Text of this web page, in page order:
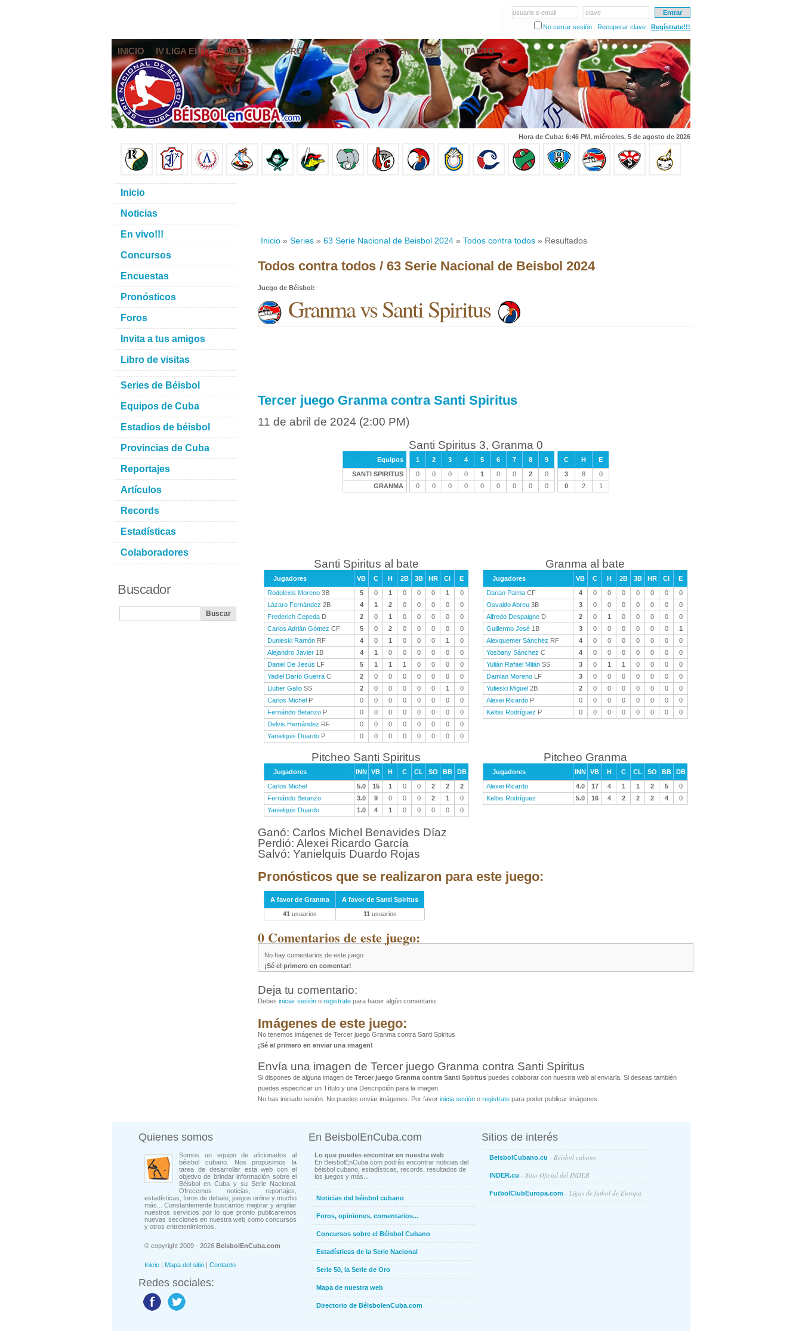
usuario o email
clave
No cerrar sesión
Recuperar clave Regístrate!!!
INICIO IV LIGA ELITE NOTICIAS FOROS PRONÓSTICOS EN VIVO CONTACTO
Hora de Cuba: 6:46 PM, miércoles, 5 de agosto de 2026
Inicio » Series » 63 Serie Nacional de Beisbol 2024 » Todos contra todos » Resultados
Todos contra todos / 63 Serie Nacional de Beisbol 2024
Juego de Béisbol:
Granma vs Santi Spiritus
Tercer juego Granma contra Santi Spiritus
11 de abril de 2024 (2:00 PM)
Santi Spiritus 3, Granma 0
Equipos 1 2 3 4 5 6 7 8 9 C H
E
SANTI SPIRITUS
0 0 0 0 1 0 0 2 0 3 8
0
GRANMA
0 0 0 0 0 0 0 0 0 0 2 1
Santi Spiritus al bate
Jugadores VB C H 2B 3B HR CI
E
Rodolexis Moreno 3B 5 0 1 0 0 0 1
0
Lázaro Fernández 2B 4 1 2 0 0 0 0
0
Frederich Cepeda D 2 0 1 0 0 0 0
0
Carlos Adrián Gómez CF 5 0 2 0 0 0 0
0
Dunieski Ramón RF 4 0 1 0 0 0 1
0
Alejandro Javier 1B 4 1 0 0 0 0 0
0
Daniel De Jesús LF 5 1 1 1 0 0 0
0
Yadiel Darío Guerra C 2 0 0 0 0 0 0
0
Liuber Gallo SS 2 0 0 0 0 0 1
0
Carlos Michel P 0 0 0 0 0 0 0
0
Fernándo Betanzo P 0 0 0 0 0 0 0
0
Delvis Hernández RF 0 0 0 0 0 0 0
0
Yanielquis Duardo P 0 0 0 0 0 0 0 0
Granma al bate
Jugadores VB C H 2B 3B HR CI
E
Darian Palma CF 4 0 0 0 0 0 0
0
Osvaldo Abreu 3B 3 0 0 0 0 0 0
0
Alfredo Despaigne D 2 0 1 0 0 0 0
0
Guillermo José 1B 3 0 0 0 0 0 0
1
Alexquemer Sánchez RF 4 0 0 0 0 0 0
0
Yosbany Sánchez C 4 0 0 0 0 0 0
0
Yulián Rafael Milán SS 3 0 1 1 0 0 0
0
Damian Moreno LF 3 0 0 0 0 0 0
0
Yulieski Miguel 2B 2 0 0 0 0 0 0
0
Alexei Ricardo P 0 0 0 0 0 0 0
0
Kelbis Rodríguez P 0 0 0 0 0 0 0 0
Pitcheo Santi Spiritus
Jugadores INN VB H C CL SO BB
DB
Carlos Michel
5.0 15 1 0 0 2 2
2
Fernándo Betanzo
3.0 9 0 0 0 2 1
0
Yanielquis Duardo
1.0 4 1 0 0 0 0 0
Pitcheo Granma
Jugadores INN VB H C CL SO BB
DB
Alexei Ricardo
4.0 17 4 1 1 2 5
0
Kelbis Rodríguez
5.0 16 4 2 2 2 4 0
Ganó: Carlos Michel Benavides Díaz
Perdió: Alexei Ricardo García
Salvó: Yanielquis Duardo Rojas
Pronósticos que se realizaron para este juego:
A favor de Granma
A favor de Santi Spiritus
41 usuarios 11 usuarios
0 Comentarios de este juego:
No hay comentarios de este juego
¡Sé el primero en comentar!
Deja tu comentario:
Debes iniciar sesión o registrate para hacer algún comentario.
Imágenes de este juego:
No tenemos imágenes de Tercer juego Granma contra Santi Spiritus
¡Sé el primero en enviar una imagen!
Envía una imagen de Tercer juego Granma contra Santi Spiritus
Si dispones de alguna imagen de Tercer juego Granma contra Santi Spiritus puedes colaborar con nuestra web al enviarla. Si deseas también
puedes especificar un Título y una Descripción para la imagen.
No has iniciado sesión. No puedes enviar imágenes. Por favor inicia sesión o registrate para poder publicar imágenes.
Inicio
Noticias
En vivo!!!
Concursos
Encuestas
Pronósticos
Foros
Invita a tus amigos
Libro de visitas
Series de Béisbol
Equipos de Cuba
Estadios de béisbol
Provincias de Cuba
Reportajes
Artículos
Records
Estadísticas
Colaboradores
Buscador
Quienes somos
Somos un equipo de aficionados al
béisbol cubano. Nos propusimos la
tarea de desarrollar esta web con el
objetivo de brindar información sobre el
Béisbol en Cuba y su Serie Nacional.
Ofrecemos noticias, reportajes,
estadísticas, foros de debate, juegos online y mucho
más... Constantemente buscamos mejorar y ampliar
nuestros servicios por lo que pronto publicaremos
nuevas secciones en nuestra web como concursos
y otros entretenimientos.
© copyright 2009 - 2026 BeisbolEnCuba.com
Inicio | Mapa del sitio | Contacto
Redes sociales:
En BeisbolEnCuba.com
Lo que puedes encontrar en nuestra web
En BeisbolEnCuba.com podrás encontrar noticias del
béisbol cubano, estadísticas, records, resultados de
los juegos y más...
Noticias del béisbol cubano
Foros, opiniones, comentarios...
Concursos sobre el Béisbol Cubano
Estadísticas de la Serie Nacional
Serie 50, la Serie de Oro
Mapa de nuestra web
Directorio de BéisbolenCuba.com
Sitios de interés
BeisbolCubano.cu - Béisbol cubano
INDER.cu - Sitio Oficial del INDER
FutbolClubEuropa.com - Ligas de futbol de Europa